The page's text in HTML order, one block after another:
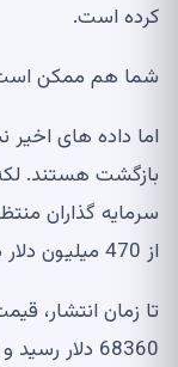
کرده است.
شما هم ممکن
اما داده های
بازگشت هستند.
سرمایه گذاران
از 470 میلیون دلار در محصولات ثبت شد.